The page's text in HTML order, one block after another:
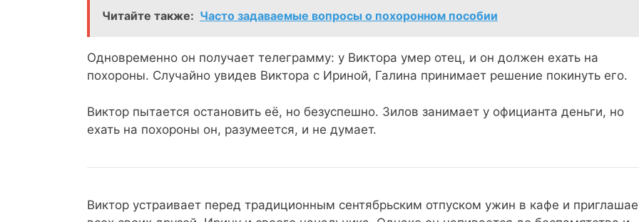
Читайте также: Часто задаваемые вопросы о похоронном пособии
Одновременно он получает телеграмму: у Виктора умер отец, и он должен ехать на
похороны. Случайно увидев Виктора с Ириной, Галина принимает решение покинуть его.
Виктор пытается остановить её, но безуспешно. Зилов занимает у официанта деньги, но
ехать на похороны он, разумеется, и не думает.
Виктор устраивает перед традиционным сентябрьским отпуском ужин в кафе и